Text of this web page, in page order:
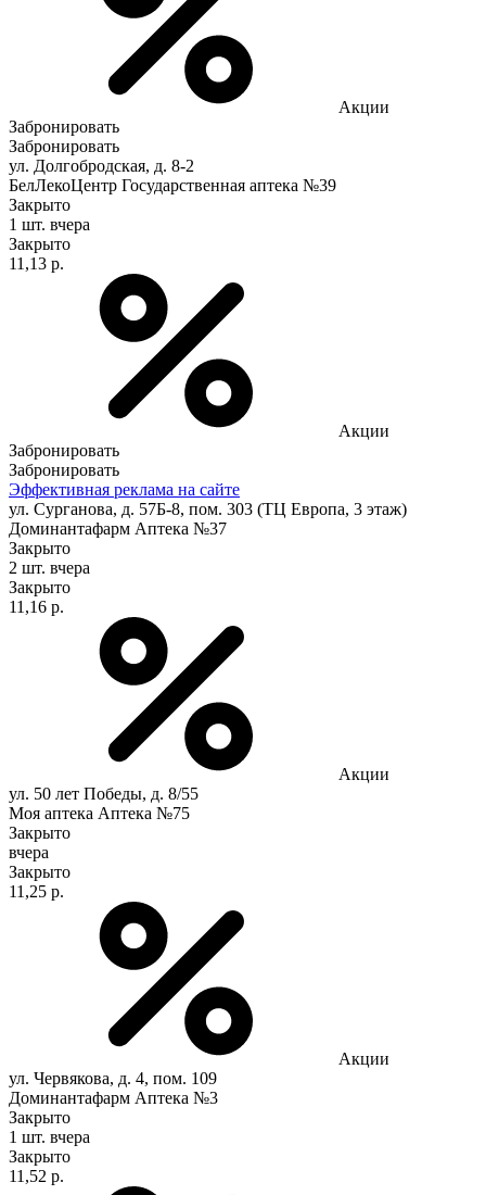
Акции
Забронировать
Забронировать
ул. Долгобродская, д. 8-2
БелЛекоЦентр Государственная аптека №39
Закрыто
1 шт. вчера
Закрыто
11,13 р.
Акции
Забронировать
Забронировать
Эффективная реклама на сайте
ул. Сурганова, д. 57Б-8, пом. 303 (ТЦ Европа, 3 этаж)
Доминантафарм Аптека №37
Закрыто
2 шт. вчера
Закрыто
11,16 р.
Акции
ул. 50 лет Победы, д. 8/55
Моя аптека Аптека №75
Закрыто
вчера
Закрыто
11,25 р.
Акции
ул. Червякова, д. 4, пом. 109
Доминантафарм Аптека №3
Закрыто
1 шт. вчера
Закрыто
11,52 р.